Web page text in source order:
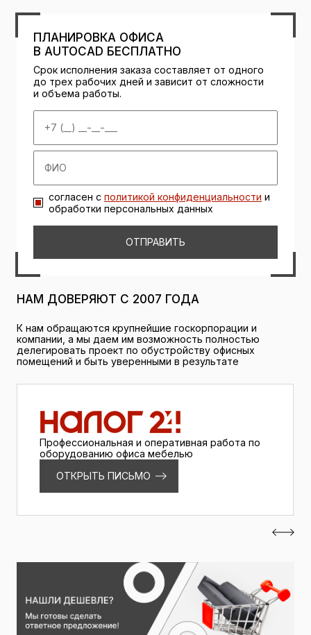
ПЛАНИРОВКА ОФИСА
В AUTOCAD БЕСПЛАТНО
Срок исполнения заказа составляет от одного
до трех рабочих дней и зависит от сложности
и объема работы.
согласен с политикой конфиденциальности и
обработки персональных данных
ОТПРАВИТЬ
НАМ ДОВЕРЯЮТ С 2007 ГОДА
К нам обращаются крупнейшие госкорпорации и
компании, а мы даем им возможность полностью
делегировать проект по обустройству офисных
помещений и быть уверенными в результате
Профессиональная и оперативная работа по
оборудованию офиса мебелью
ОТКРЫТЬ ПИСЬМО